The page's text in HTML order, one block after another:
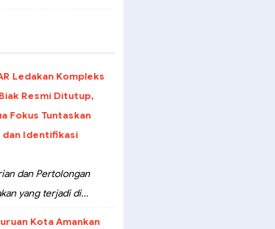
Ledakan Kompleks
Resmi Ditutup,
Fokus Tuntaskan
dan Identifikasi
dan Pertolongan
yang terjadi di...
Kota Amankan